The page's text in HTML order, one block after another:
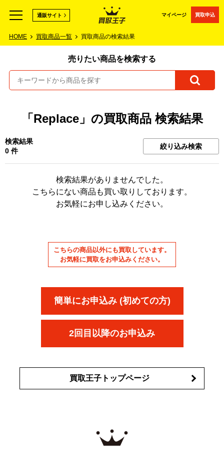
マイページ 買取申込
通販サイト
HOME 買取商品一覧 買取商品の検索結果
売りたい商品を検索する
「Replace」の買取商品 検索結果
検索結果
0 件
絞り込み検索
検索結果がありませんでした。
こちらにない商品も買い取りしております。
お気軽にお申し込みください。
こちらの商品以外にも買取しています。
お気軽に買取をお申込みください。
簡単にお申込み (初めての方)
2回目以降のお申込み
買取王子トップページ